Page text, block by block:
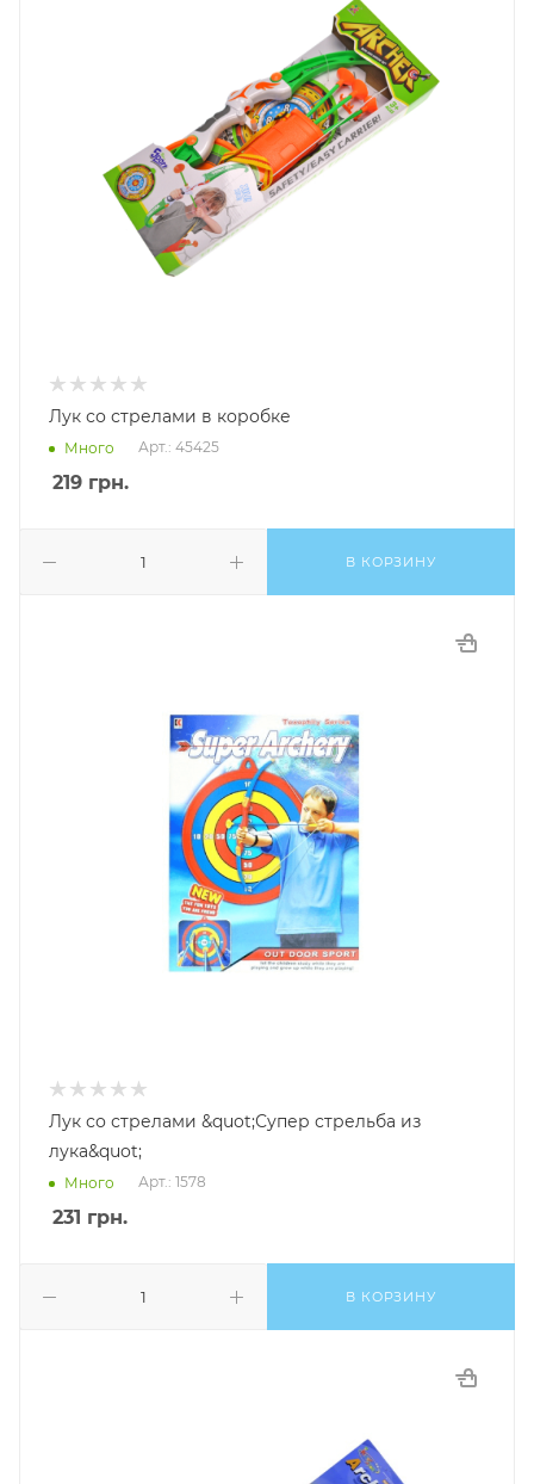
Лук со стрелами в коробке
Много Арт.: 45425
219 грн.
В КОРЗИНУ
Лук со стрелами &quot;Супер стрельба из
лука&quot;
Много Арт.: 1578
231 грн.
В КОРЗИНУ